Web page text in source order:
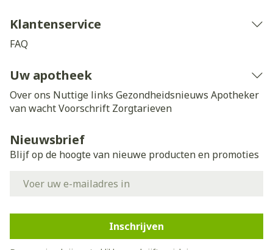
Klantenservice
FAQ
Uw apotheek
Over ons Nuttige links Gezondheidsnieuws Apotheker
van wachtVoorschrift Zorgtarieven
Nieuwsbrief
Blijf op de hoogte van nieuwe producten en promoties
Inschrijven